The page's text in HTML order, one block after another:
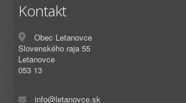
Kontakt
Obec Letanovce
Slovenského raja 55
Letanovce
053 13
info@letanovce.sk